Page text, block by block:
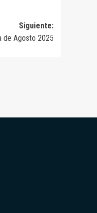
Siguiente:
de Agosto 2025